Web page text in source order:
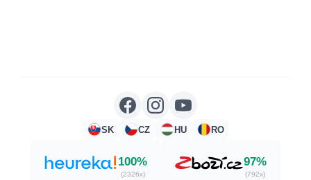
SK CZ HU RO
100%
(2326x)
97%
(792x)